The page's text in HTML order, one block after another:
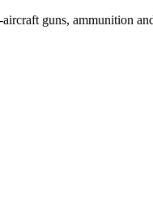
guns, ammunition